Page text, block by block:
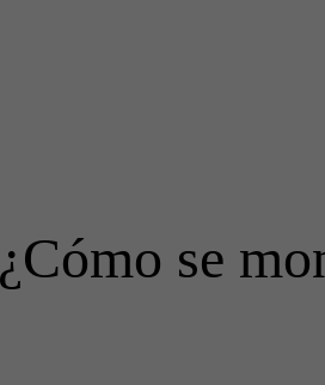
¿Cómo se